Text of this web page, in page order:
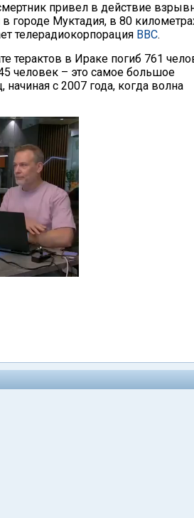
привел в действие
городе Муктадия, в 80
телерадиокорпорация BBC.
терактов в Ираке погиб 761
человек – это самое большое
с 2007 года, когда волна